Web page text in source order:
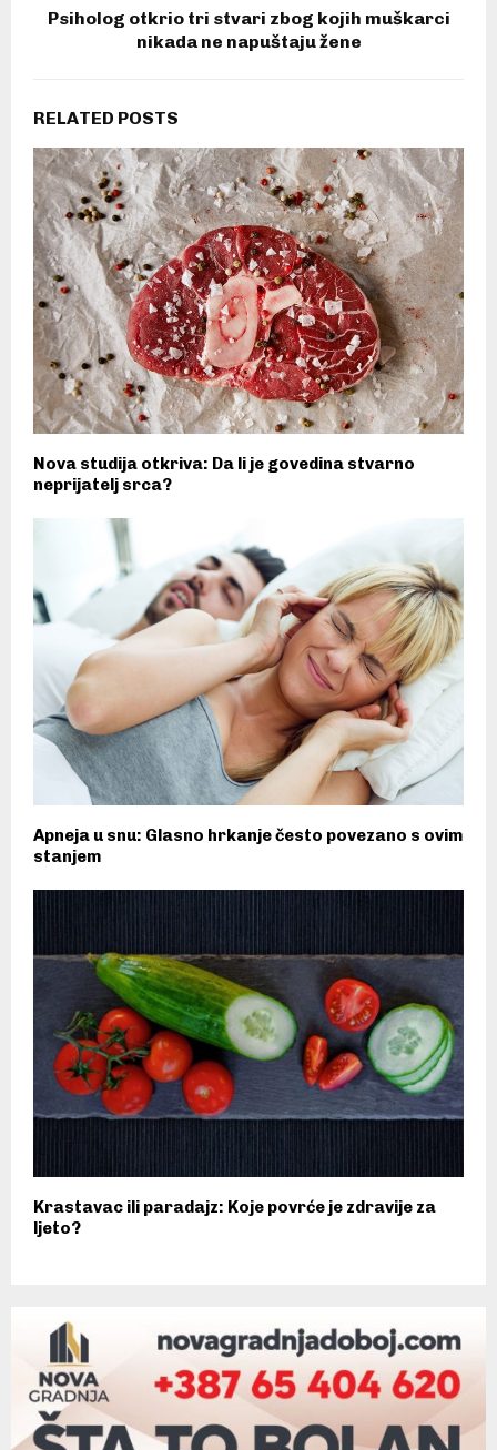
Psiholog otkrio tri stvari zbog kojih muškarci
nikada ne napuštaju žene
RELATED POSTS
Nova studija otkriva: Da li je govedina stvarno
neprijatelj srca?
Apneja u snu: Glasno hrkanje često povezano s ovim
stanjem
Krastavac ili paradajz: Koje povrće je zdravije za
ljeto?